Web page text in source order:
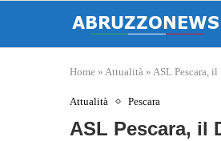
Home » Attualità » ASL Pescara,
Attualità Pescara
ASL Pescara, il